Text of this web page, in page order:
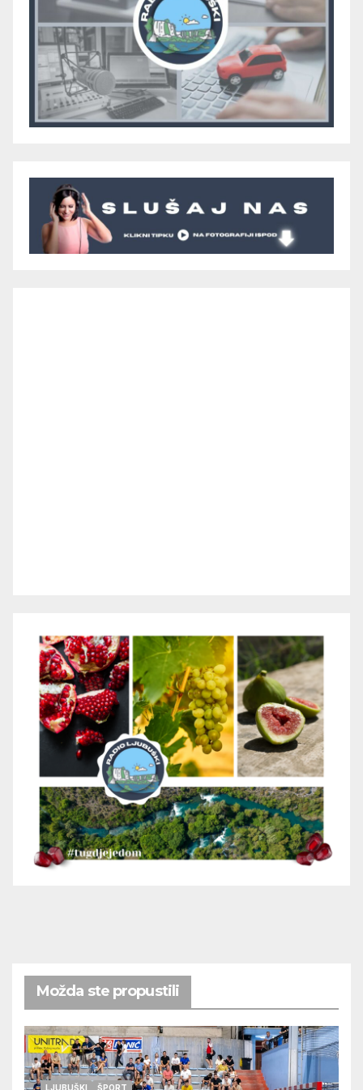
Možda ste propustili
LJUBUŠKI ŠPORT